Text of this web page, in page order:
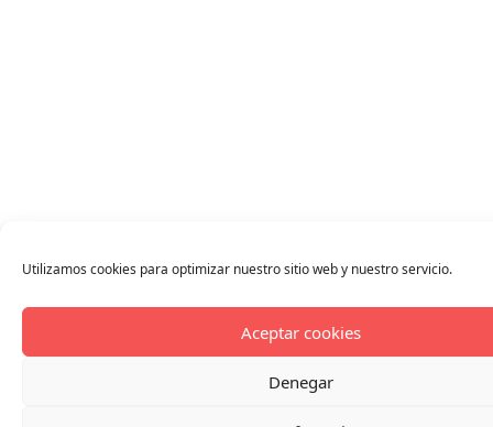
Utilizamos cookies para optimizar nuestro sitio web y nuestro servicio.
Aceptar cookies
Denegar